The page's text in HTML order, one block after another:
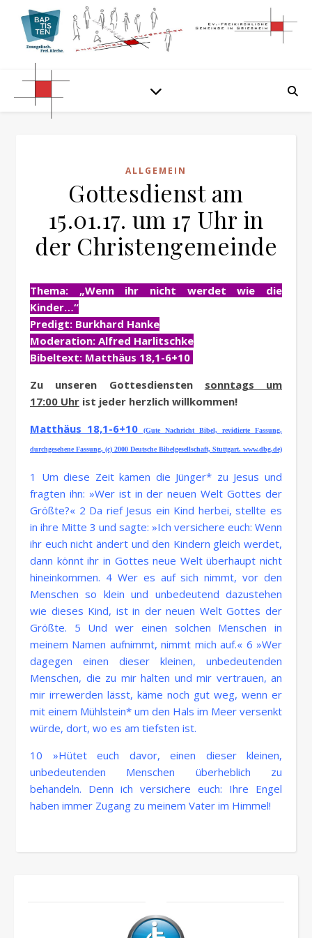
ALLGEMEIN
Gottesdienst am
15.01.17. um 17 Uhr in
der Christengemeinde
Thema: „Wenn ihr nicht werdet wie die
Kinder…“
Predigt: Burkhard Hanke
Moderation: Alfred Harlitschke
Bibeltext: Matthäus 18,1-6+10
Zu unseren Gottesdiensten sonntags um
17:00 Uhr ist jeder herzlich willkommen!
Matthäus 18,1-6+10
(Gute Nachricht Bibel, revidierte Fassung,
durchgesehene Fassung, (c) 2000 Deutsche Bibelgesellschaft, Stuttgart. www.dbg.de)
1 Um diese Zeit kamen die Jünger* zu Jesus und
fragten ihn: »Wer ist in der neuen Welt Gottes der
Größte?« 2 Da rief Jesus ein Kind herbei, stellte es
in ihre Mitte 3 und sagte: »Ich versichere euch: Wenn
ihr euch nicht ändert und den Kindern gleich werdet,
dann könnt ihr in Gottes neue Welt überhaupt nicht
hineinkommen. 4 Wer es auf sich nimmt, vor den
Menschen so klein und unbedeutend dazustehen
wie dieses Kind, ist in der neuen Welt Gottes der
Größte. 5 Und wer einen solchen Menschen in
meinem Namen aufnimmt, nimmt mich auf.« 6 »Wer
dagegen einen dieser kleinen, unbedeutenden
Menschen, die zu mir halten und mir vertrauen, an
mir irrewerden lässt, käme noch gut weg, wenn er
mit einem Mühlstein* um den Hals im Meer versenkt
würde, dort, wo es am tiefsten ist.
10 »Hütet euch davor, einen dieser kleinen,
unbedeutenden Menschen überheblich zu
behandeln. Denn ich versichere euch: Ihre Engel
haben immer Zugang zu meinem Vater im Himmel!